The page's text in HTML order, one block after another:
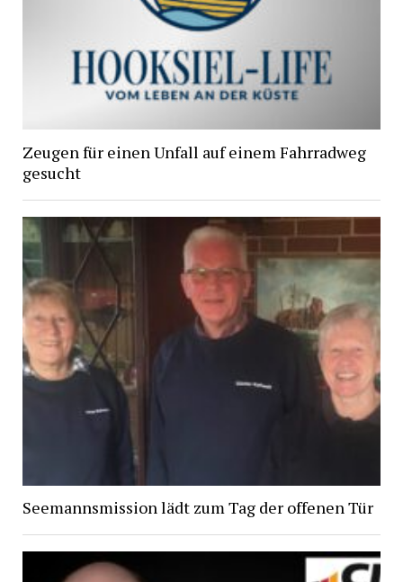
Zeugen für einen Unfall auf einem Fahrradweg
gesucht
Seemannsmission lädt zum Tag der offenen Tür